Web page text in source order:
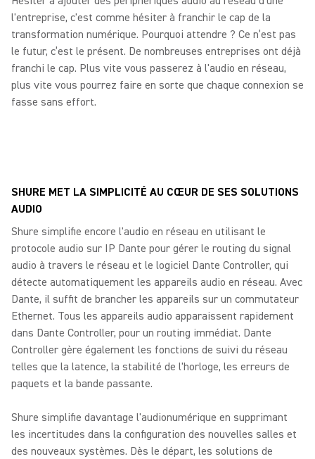
l'entreprise, c'est comme hésiter à franchir le cap de la
transformation numérique. Pourquoi attendre ? Ce n’est pas
le futur, c’est le présent. De nombreuses entreprises ont déjà
franchi le cap. Plus vite vous passerez à l'audio en réseau,
plus vite vous pourrez faire en sorte que chaque connexion se
fasse sans effort.
SHURE MET LA SIMPLICITÉ AU CŒUR DE SES SOLUTIONS
AUDIO
Shure simplifie encore l'audio en réseau en utilisant le
protocole audio sur IP Dante pour gérer le routing du signal
audio à travers le réseau et le logiciel Dante Controller, qui
détecte automatiquement les appareils audio en réseau. Avec
Dante, il suffit de brancher les appareils sur un commutateur
Ethernet. Tous les appareils audio apparaissent rapidement
dans Dante Controller, pour un routing immédiat. Dante
Controller gère également les fonctions de suivi du réseau
telles que la latence, la stabilité de l'horloge, les erreurs de
paquets et la bande passante.
Shure simplifie davantage l'audionumérique en supprimant
les incertitudes dans la configuration des nouvelles salles et
des nouveaux systèmes. Dès le départ, les solutions de